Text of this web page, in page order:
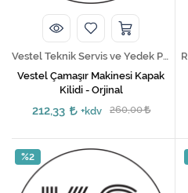
Vestel Teknik Servis ve Yedek Parça Hizmetleri
Vestel Çamaşır Makinesi Kapak
Kilidi - Orjinal
212,33 +kdv 260,00
%2